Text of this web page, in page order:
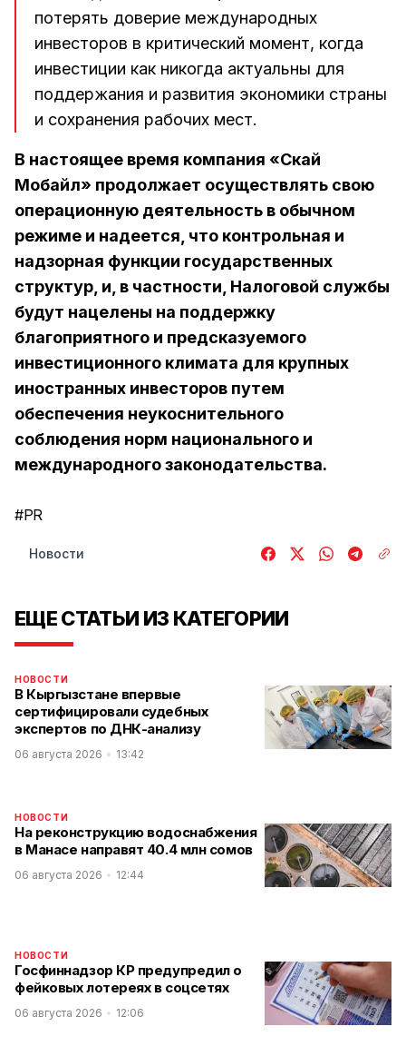
потерять доверие международных
инвесторов в критический момент, когда
инвестиции как никогда актуальны для
поддержания и развития экономики страны
и сохранения рабочих мест.
В настоящее время компания «Скай
Мобайл» продолжает осуществлять свою
операционную деятельность в обычном
режиме и надеется, что контрольная и
надзорная функции государственных
структур, и, в частности, Налоговой службы
будут нацелены на поддержку
благоприятного и предсказуемого
инвестиционного климата для крупных
иностранных инвесторов путем
обеспечения неукоснительного
соблюдения норм национального и
международного законодательства.
#PR
Новости
ЕЩЕ СТАТЬИ ИЗ КАТЕГОРИИ
НОВОСТИ
В Кыргызстане впервые
сертифицировали судебных
экспертов по ДНК-анализу
06 августа 2026 13:42
НОВОСТИ
На реконструкцию водоснабжения
в Манасе направят 40.4 млн сомов
06 августа 2026 12:44
НОВОСТИ
Госфиннадзор КР предупредил о
фейковых лотереях в соцсетях
06 августа 2026 12:06